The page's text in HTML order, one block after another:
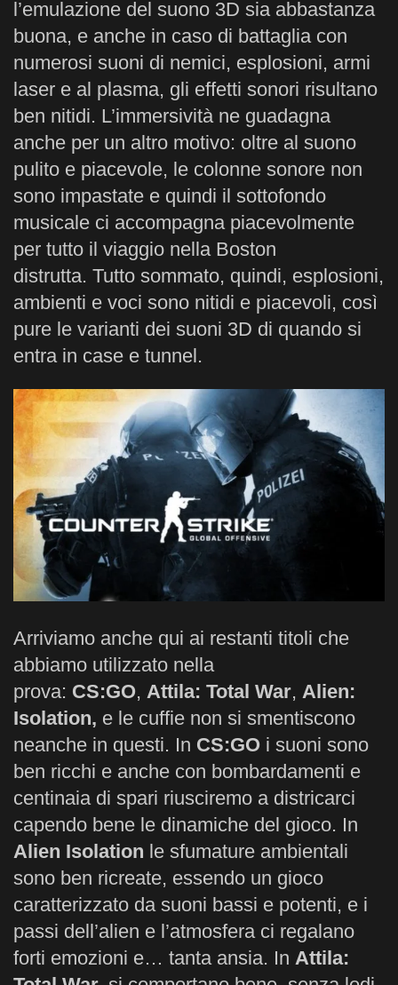
l’emulazione del suono 3D sia abbastanza
buona, e anche in caso di battaglia con
numerosi suoni di nemici, esplosioni, armi
laser e al plasma, gli effetti sonori risultano
ben nitidi. L’immersività ne guadagna
anche per un altro motivo: oltre al suono
pulito e piacevole, le colonne sonore non
sono impastate e quindi il sottofondo
musicale ci accompagna piacevolmente
per tutto il viaggio nella Boston
distrutta. Tutto sommato, quindi, esplosioni,
ambienti e voci sono nitidi e piacevoli, così
pure le varianti dei suoni 3D di quando si
entra in case e tunnel.
Arriviamo anche qui ai restanti titoli che
abbiamo utilizzato nella
prova: CS:GO, Attila: Total War, Alien:
Isolation, e le cuffie non si smentiscono
neanche in questi. In CS:GO i suoni sono
ben ricchi e anche con bombardamenti e
centinaia di spari riusciremo a districarci
capendo bene le dinamiche del gioco. In
Alien Isolation le sfumature ambientali
sono ben ricreate, essendo un gioco
caratterizzato da suoni bassi e potenti, e i
passi dell’alien e l’atmosfera ci regalano
forti emozioni e… tanta ansia. In Attila: